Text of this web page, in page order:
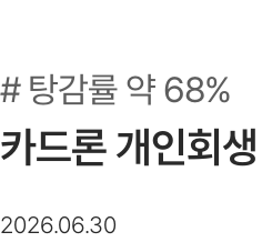
탕감률 약 68%
카드론 개인회
2026.06.30